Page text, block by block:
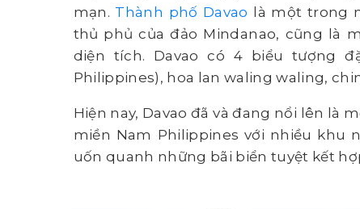
mạn. Thành phố Davao là một trong
thủ phủ của đảo Mindanao, cũng là
diện tích. Davao có 4 biểu tượng
Philippines), hoa lan waling waling,
Hiện nay, Davao đã và đang nổi lên là
miền Nam Philippines với nhiều khu
uốn quanh những bãi biển tuyệt kết